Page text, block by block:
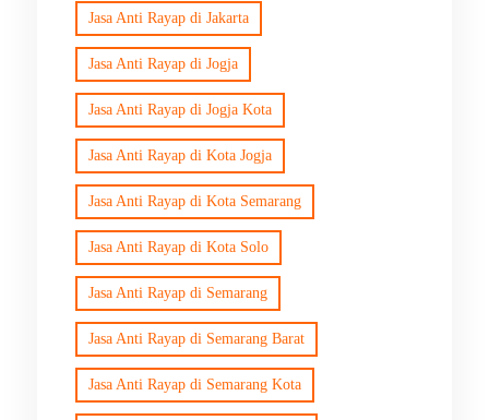
Jasa Anti Rayap di Jakarta
Jasa Anti Rayap di Jogja
Jasa Anti Rayap di Jogja Kota
Jasa Anti Rayap di Kota Jogja
Jasa Anti Rayap di Kota Semarang
Jasa Anti Rayap di Kota Solo
Jasa Anti Rayap di Semarang
Jasa Anti Rayap di Semarang Barat
Jasa Anti Rayap di Semarang Kota